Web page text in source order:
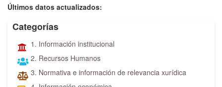
Últimos datos actualizados:
Categorías
1. Información institucional
2. Recursos Humanos
3. Normativa e información de relevancia xurídica